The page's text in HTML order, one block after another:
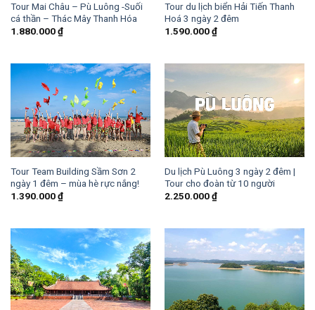
Tour Mai Châu – Pù Luông -Suối
cá thần – Thác Mây Thanh Hóa
1.880.000₫
Tour du lịch biển Hải Tiến Thanh
Hoá 3 ngày 2 đêm
1.590.000₫
Tour Team Building Sầm Sơn 2
ngày 1 đêm – mùa hè rực nắng!
1.390.000₫
Du lịch Pù Luông 3 ngày 2 đêm |
Tour cho đoàn từ 10 người
2.250.000₫